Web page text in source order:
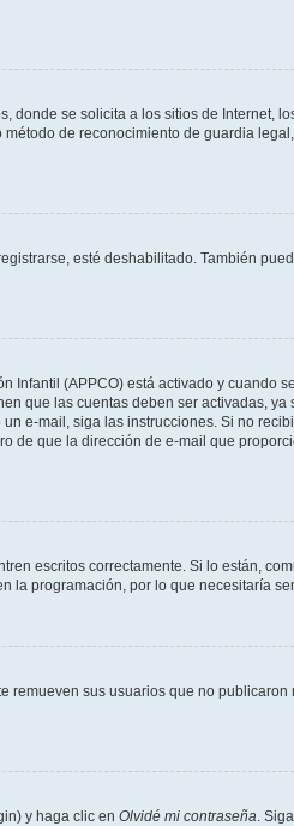
donde se solicita a los sitios de Internet,
de reconocimiento de guardia
esté deshabilitado. También
Infantil (APPCO) está activado y cuando
que las cuentas deben ser activadas, ya
e-mail, siga las instrucciones. Si no
de que la dirección de e-mail que
escritos correctamente. Si lo están,
la programación, por lo que necesitaría
remueven sus usuarios que no
y haga clic en Olvidé mi contraseña.